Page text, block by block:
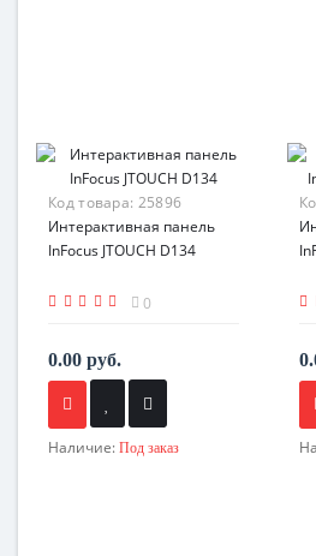
Код товара: 25896
Интерактивная панель
InFocus JTOUCH D134
0
0.00 руб.
Наличие: Под заказ